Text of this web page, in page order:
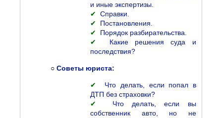
и иные экспертизы.
✔
Справки.
✔
Постановления.
✔
Порядок разбирательства.
✔
Какие решения суда и
последствия?
○Советы юриста:
✔
Что делать, если попал в
ДТП без страховки?
✔
Что делать, если вы
собственник авто, но не